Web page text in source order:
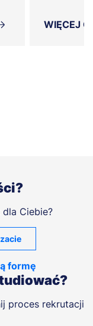
WIĘCEJ
Ciebie?
formę
proces rekrutacji